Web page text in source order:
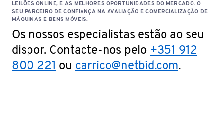
LEILÕES ONLINE, E AS MELHORES OPORTUNIDADES DO MERCADO. O
SEU PARCEIRO DE CONFIANÇA NA AVALIAÇÃO E COMERCIALIZAÇÃO DE
MÁQUINAS E BENS MÓVEIS.
Os nossos especialistas estão ao seu
dispor. Contacte-nos pelo +351 912
800 221 ou carrico@netbid.com.